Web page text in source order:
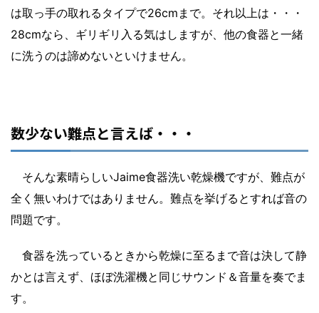
は取っ手の取れるタイプで26cmまで。それ以上は・・・
28cmなら、ギリギリ入る気はしますが、他の食器と一緒
に洗うのは諦めないといけません。
数少ない難点と言えば・・・
そんな素晴らしいJaime食器洗い乾燥機ですが、難点が
全く無いわけではありません。難点を挙げるとすれば音の
問題です。
食器を洗っているときから乾燥に至るまで音は決して静
かとは言えず、ほぼ洗濯機と同じサウンド＆音量を奏でま
す。